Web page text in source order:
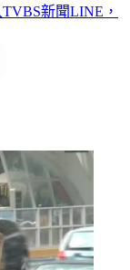
新聞LINE，